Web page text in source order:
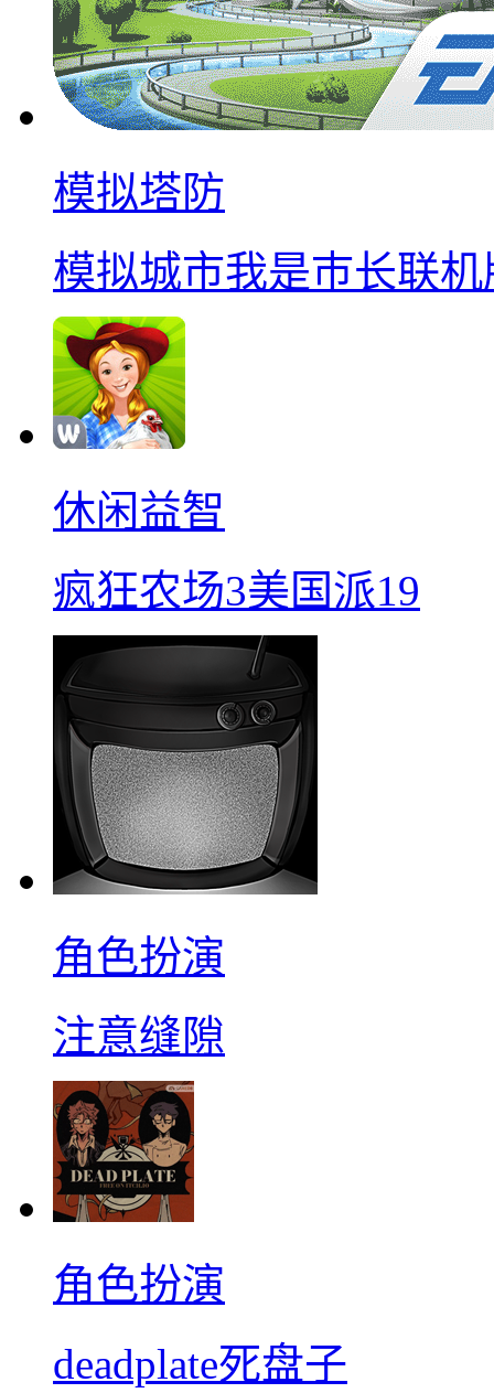
模拟塔防
模拟城市我是巿长联机
休闲益智
疯狂农场3美国派19
角色扮演
注意缝隙
角色扮演
deadplate死盘子